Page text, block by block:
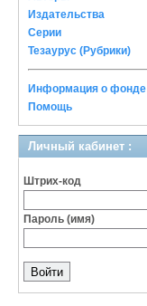
Издательства
Серии
Тезаурус (Рубрики)
Информация о фонде
Помощь
Личный кабинет :
Штрих-код
Пароль (имя)